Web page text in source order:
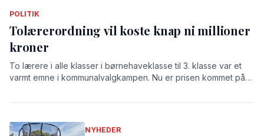
POLITIK
Tolærerordning vil koste knap ni millioner
kroner
To lærere i alle klasser i børnehaveklasse til 3. klasse var et
varmt emne i kommunalvalgkampen. Nu er prisen kommet på
NYHEDER